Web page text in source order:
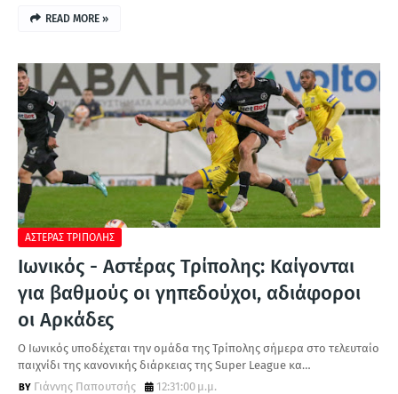
READ MORE »
ΑΣΤΕΡΑΣ ΤΡΙΠΟΛΗΣ
Ιωνικός - Αστέρας Τρίπολης: Καίγονται
για βαθμούς οι γηπεδούχοι, αδιάφοροι
οι Αρκάδες
Ο Ιωνικός υποδέχεται την ομάδα της Τρίπολης σήμερα στο τελευταίο
παιχνίδι της κανονικής διάρκειας της Super League κα…
Γιάννης Παπουτσής
12:31:00 μ.μ.